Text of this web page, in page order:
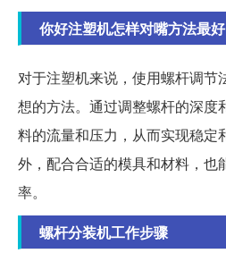
你好注塑机怎样对嘴方法最好
对于注塑机来说，使用螺杆调节
想的方法。通过调整螺杆的深度
料的流量和压力，从而实现稳定
外，配合合适的模具和材料，也
率。
螺杆分装机工作步骤